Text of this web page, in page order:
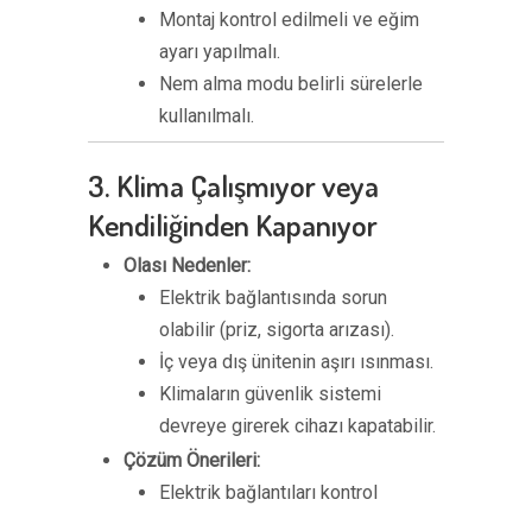
Montaj kontrol edilmeli ve eğim
ayarı yapılmalı.
Nem alma modu belirli sürelerle
kullanılmalı.
3. Klima Çalışmıyor veya
Kendiliğinden Kapanıyor
Olası Nedenler:
Elektrik bağlantısında sorun
olabilir (priz, sigorta arızası).
İç veya dış ünitenin aşırı ısınması.
Klimaların güvenlik sistemi
devreye girerek cihazı kapatabilir.
Çözüm Önerileri:
Elektrik bağlantıları kontrol